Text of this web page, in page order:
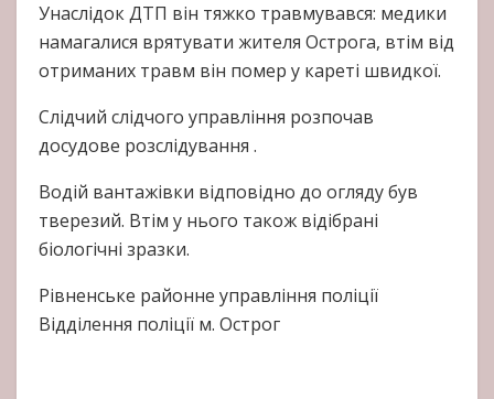
Унаслідок ДТП він тяжко травмувався: медики
намагалися врятувати жителя Острога, втім від
отриманих травм він помер у кареті швидкої.
Слідчий слідчого управління розпочав
досудове розслідування .
Водій вантажівки відповідно до огляду був
тверезий. Втім у нього також відібрані
біологічні зразки.
Рівненське районне управління поліції
Відділення поліції м. Острог